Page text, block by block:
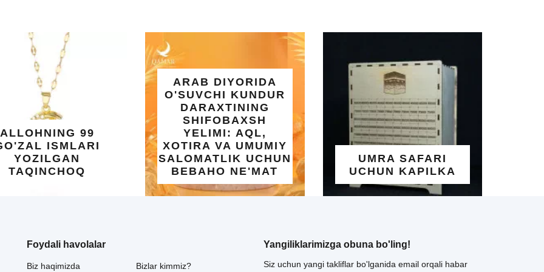
ARAB DIYORIDA
O'SUVCHI KUNDUR
DARAXTINING
SHIFOBAXSH
YELIMI: AQL,
XOTIRA VA UMUMIY
SALOMATLIK UCHUN
BEBAHO NE'MAT
UMRA SAFARI
UCHUN KAPILKA
ALLOHNING 99
GO'ZAL ISMLARI
YOZILGAN
TAQINCHOQ
Foydali havolalar
Biz haqimizda Bizlar kimmiz?
Yangiliklarimizga obuna bo'ling!
Siz uchun yangi takliflar bo'lganida email orqali habar